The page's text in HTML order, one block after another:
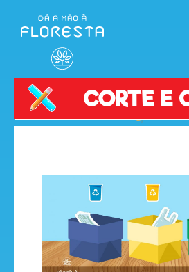
CORTE E